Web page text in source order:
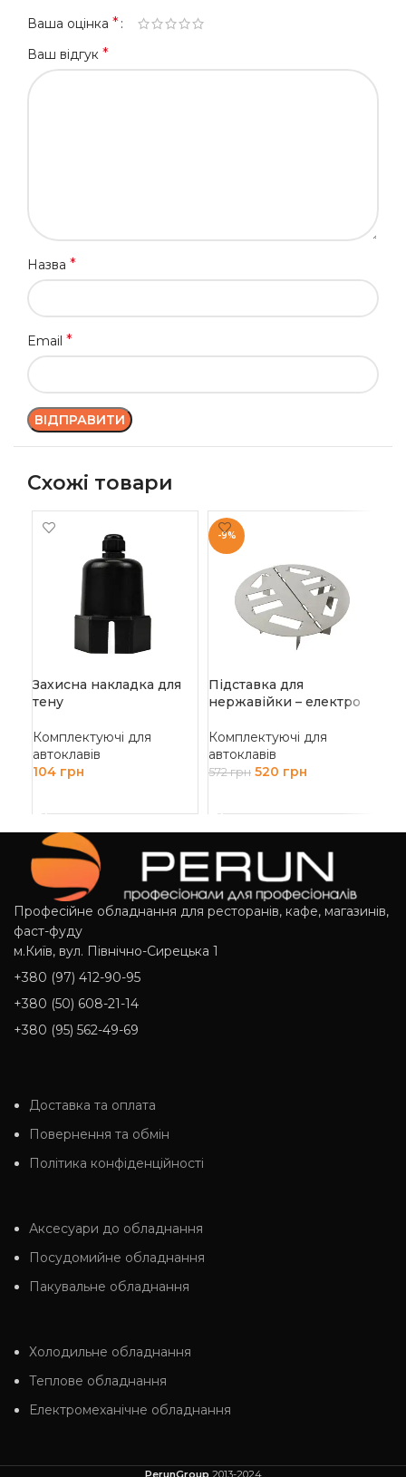
Ваша оцінка *
Ваш відгук *
Назва *
Email *
Схожі товари
Захисна накладка для
тену
Комплектуючі для
автоклавів
104 грн
-9%
Підставка для
нержавійки – електро
Комплектуючі для
автоклавів
572грн 520 грн
Професійне обладнання для ресторанів, кафе, магазинів,
фаст-фуду
м.Київ, вул. Північно-Сирецька 1
+380 (97) 412-90-95
+380 (50) 608-21-14
+380 (95) 562-49-69
Доставка та оплата
Повернення та обмін
Політика конфіденційності
Аксесуари до обладнання
Посудомийне обладнання
Пакувальне обладнання
Холодильне обладнання
Теплове обладнання
Електромеханічне обладнання
PerunGroup 2013-2024